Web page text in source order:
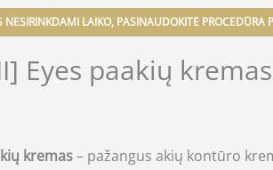
NESIRINKDAMI LAIKO, PASINAUDOKITE PROCEDŪRA
Eyes paakių kremas
kremas– pažangus akių kontūro